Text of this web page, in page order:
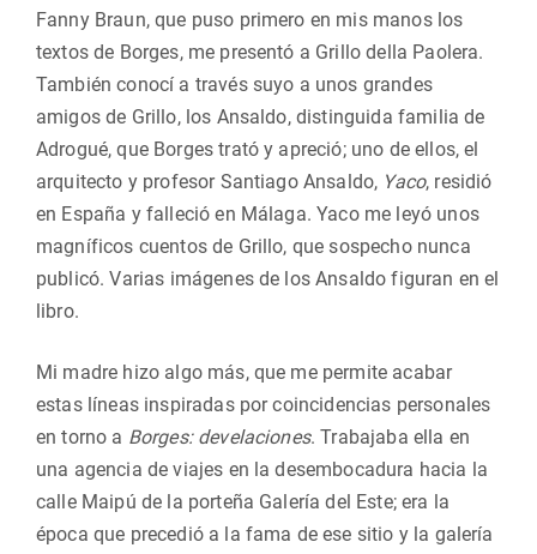
Fanny Braun, que puso primero en mis manos los
textos de Borges, me presentó a Grillo della Paolera.
También conocí a través suyo a unos grandes
amigos de Grillo, los Ansaldo, distinguida familia de
Adrogué, que Borges trató y apreció; uno de ellos, el
arquitecto y profesor Santiago Ansaldo, Yaco, residió
en España y falleció en Málaga. Yaco me leyó unos
magníficos cuentos de Grillo, que sospecho nunca
publicó. Varias imágenes de los Ansaldo figuran en el
libro.
Mi madre hizo algo más, que me permite acabar
estas líneas inspiradas por coincidencias personales
en torno a Borges: develaciones. Trabajaba ella en
una agencia de viajes en la desembocadura hacia la
calle Maipú de la porteña Galería del Este; era la
época que precedió a la fama de ese sitio y la galería